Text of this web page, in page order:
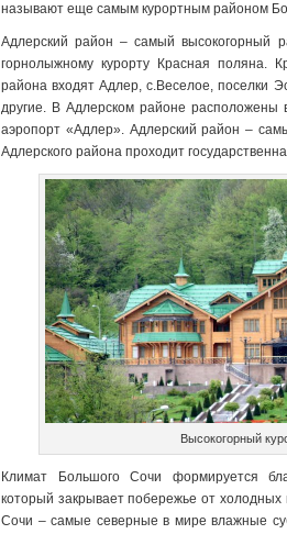
называют еще самым курортным районом
Адлерский район – самый высокогорный
горнолыжному курорту Красная поляна.
района входят Адлер, с.Веселое, поселки
другие. В Адлерском районе
аэропорт «Адлер». Адлерский район –
Адлерского района проходит
Высокогорный
Климат Большого Сочи формируется
который закрывает побережье от
Сочи – самые северные в мире влажные